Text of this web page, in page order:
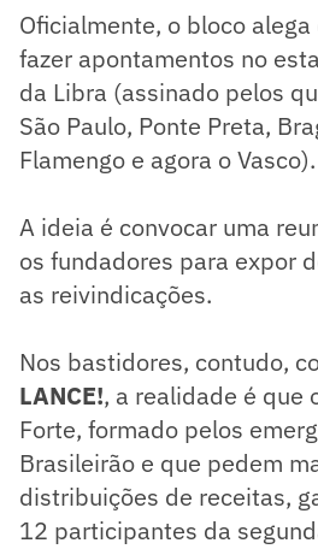
Oficialmente, o bloco
fazer apontamentos no
da Libra (assinado pelos
São Paulo, Ponte Preta,
Flamengo e agora o Vasco).
A ideia é convocar uma
os fundadores para expor
as reivindicações.
Nos bastidores, contudo,
LANCE!, a realidade é que
Forte, formado pelos
Brasileirão e que pedem
distribuições de receitas,
12 participantes da